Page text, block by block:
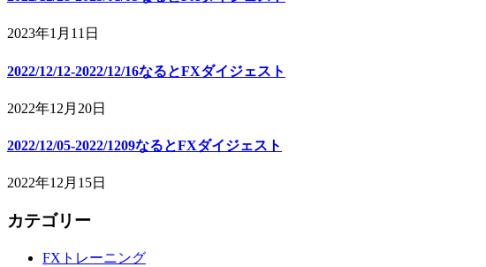
2023年1月11日
2022/12/12-2022/12/16なるとFXダイジェスト
2022年12月20日
2022/12/05-2022/1209なるとFXダイジェスト
2022年12月15日
カテゴリー
FXトレーニング